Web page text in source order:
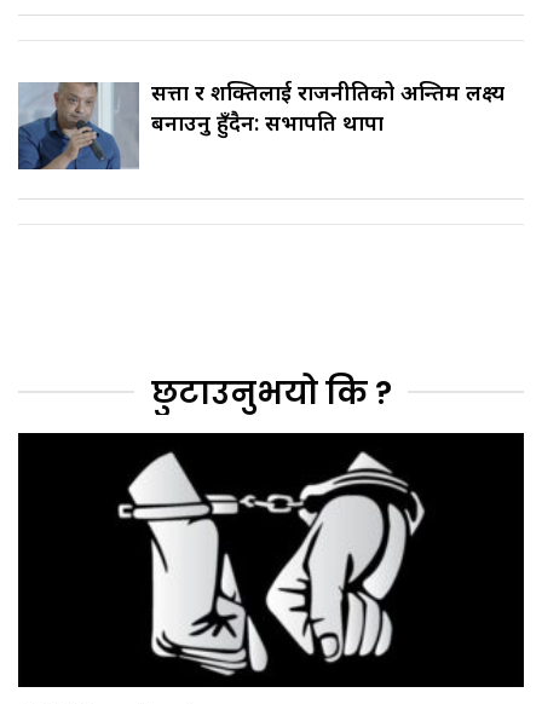
सत्ता र शक्तिलाई राजनीतिको अन्तिम लक्ष्य
बनाउनु हुँदैन: सभापति थापा
छुटाउनुभयो कि ?